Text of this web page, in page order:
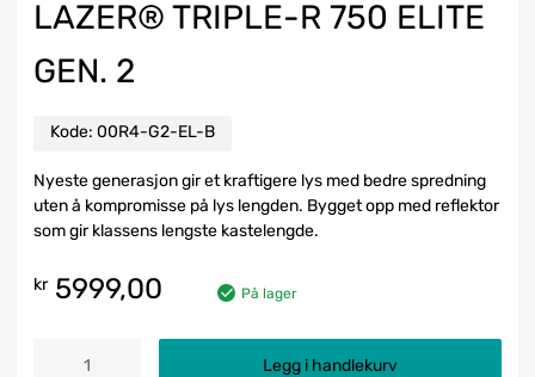
LAZER® TRIPLE-R 750 ELITE
GEN. 2
Kode: 00R4-G2-EL-B
Nyeste generasjon gir et kraftigere lys med bedre spredning
uten å kompromisse på lys lengden. Bygget opp med reflektor
som gir klassens lengste kastelengde.
kr5999,00 På lager
Legg i handlekurv